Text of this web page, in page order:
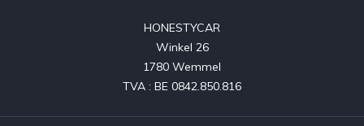
HONESTYCAR
Winkel 26
1780 Wemmel
TVA : BE 0842.850.816